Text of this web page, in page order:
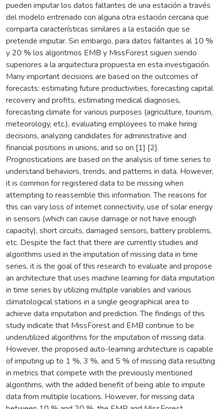
pueden imputar los datos faltantes de una estación a través
del modelo entrenado con alguna otra estación cercana que
comparta características similares a la estación que se
pretende imputar. Sin embargo, para datos faltantes al 10 %
y 20 % los algoritmos EMB y MissForest siguen siendo
superiores a la arquitectura propuesta en esta investigación.
Many important decisions are based on the outcomes of
forecasts: estimating future productivities, forecasting capital
recovery and profits, estimating medical diagnoses,
forecasting climate for various purposes (agriculture, tourism,
meteorology, etc.), evaluating employees to make hiring
decisions, analyzing candidates for administrative and
financial positions in unions, and so on [1] [2].
Prognostications are based on the analysis of time series to
understand behaviors, trends, and patterns in data. However,
it is common for registered data to be missing when
attempting to reassemble this information. The reasons for
this can vary loss of internet connectivity, use of solar energy
in sensors (which can cause damage or not have enough
capacity), short circuits, damaged sensors, battery problems,
etc. Despite the fact that there are currently studies and
algorithms used in the imputation of missing data in time
series, it is the goal of this research to evaluate and propose
an architecture that uses machine learning for data imputation
in time series by utilizing multiple variables and various
climatological stations in a single geographical area to
achieve data imputation and prediction. The findings of this
study indicate that MissForest and EMB continue to be
underutilized algorithms for the imputation of missing data.
However, the proposed auto-learning architecture is capable
of imputing up to 1 %, 3 %, and 5 % of missing data resulting
in metrics that compete with the previously mentioned
algorithms, with the added benefit of being able to impute
data from multiple locations. However, for missing data